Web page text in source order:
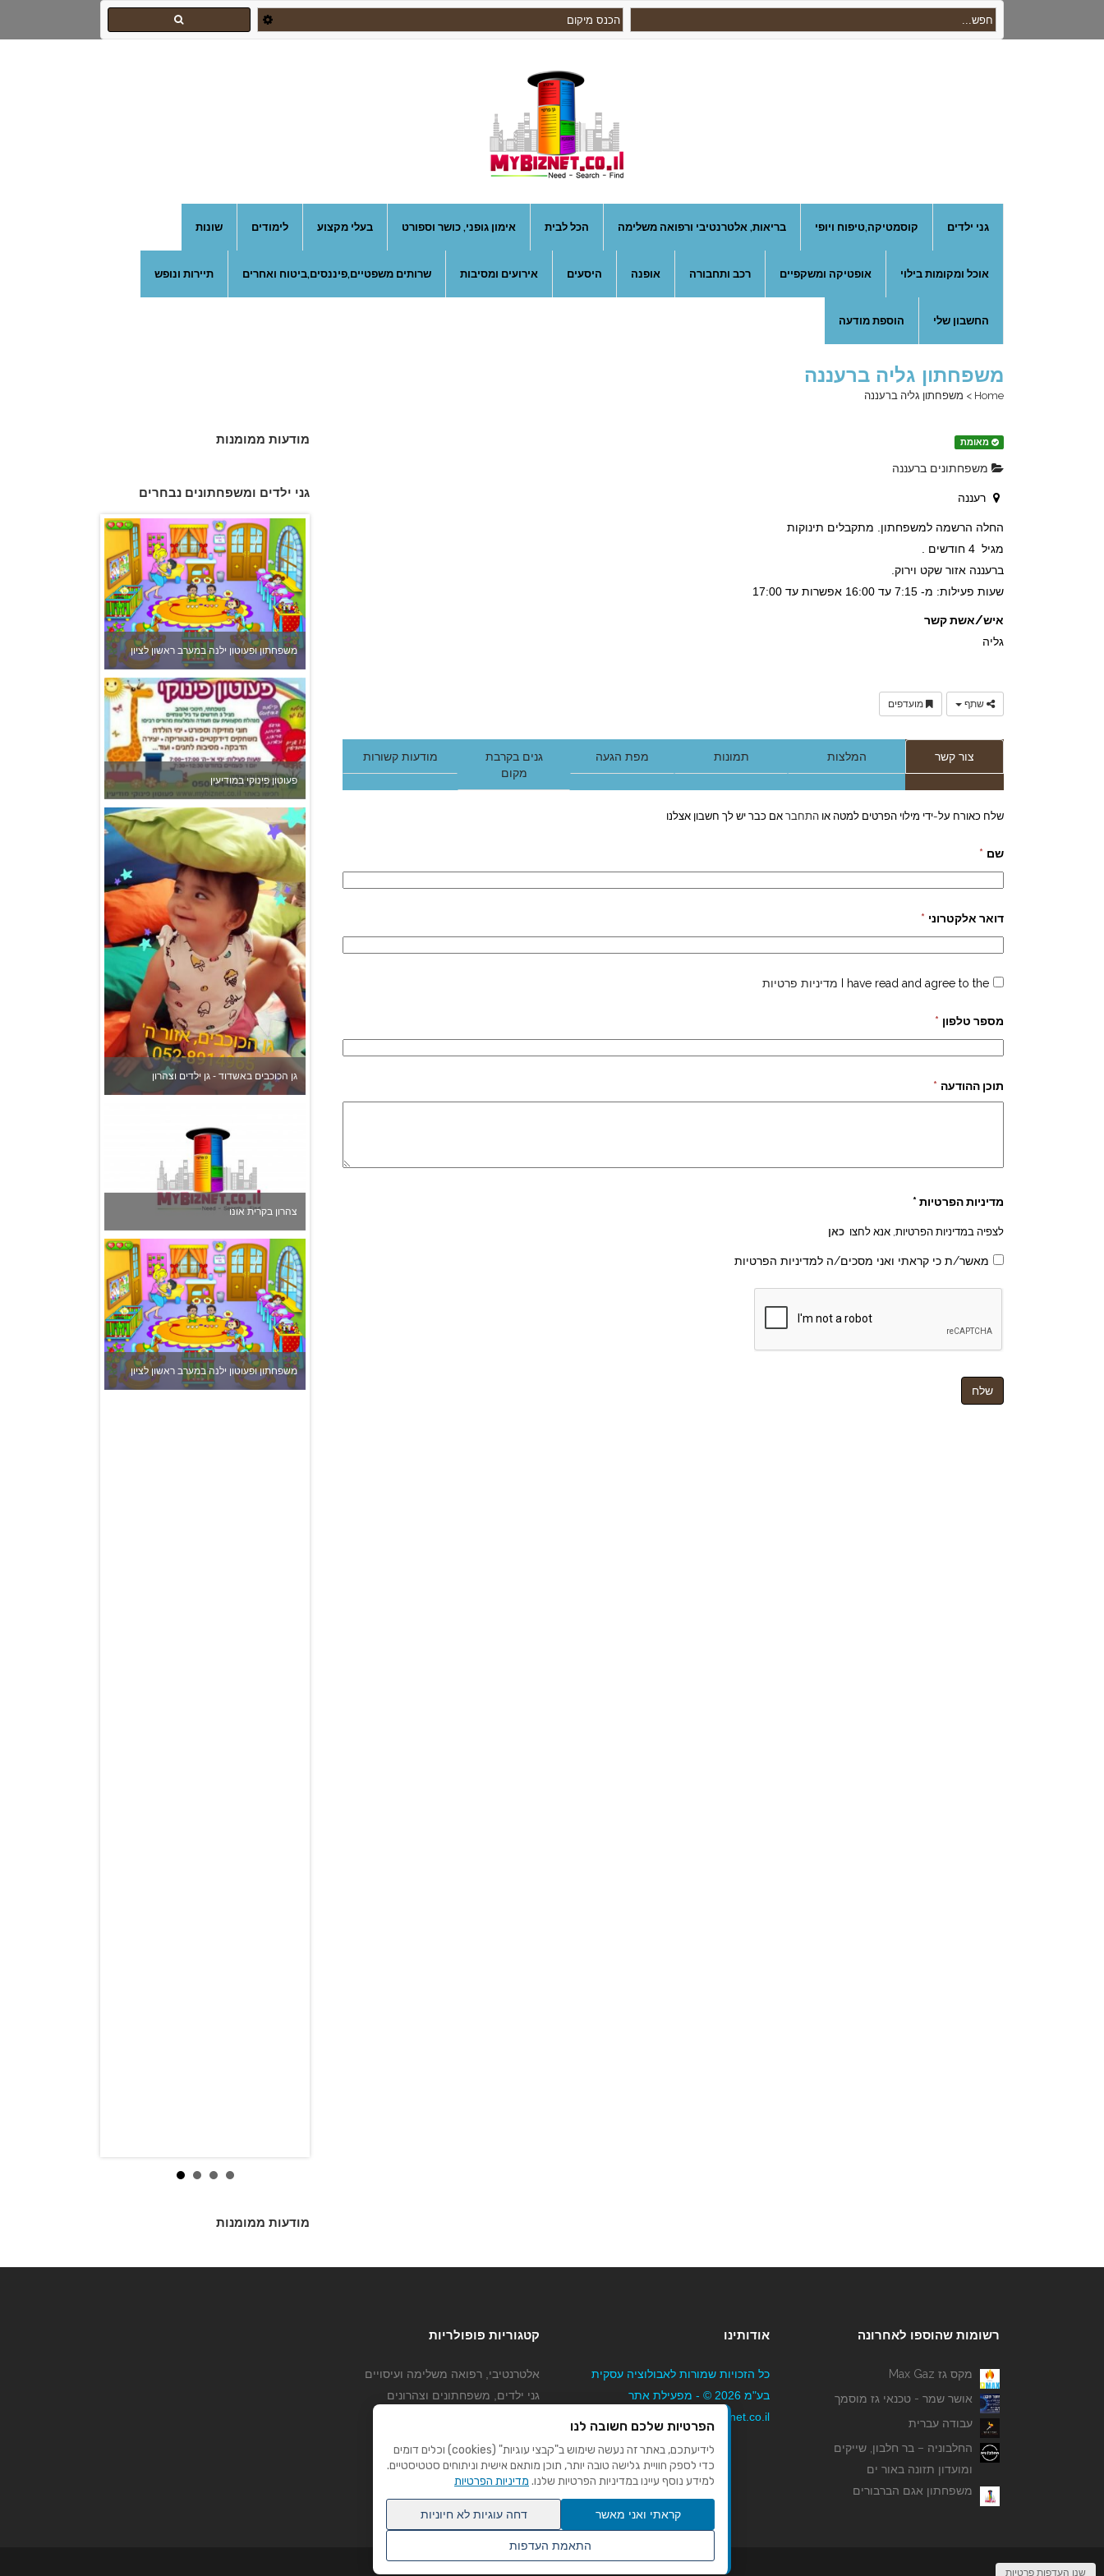
גני ילדים קוסמטיקה,טיפוח ויופי בריאות, אלטרנטיבי ורפואה משלימה הכל לבית אימון גופני, כושר וספורט בעלי מקצוע לימודים שונות
אוכל ומקומות בילוי אופטיקה ומשקפיים רכב ותחבורה אופנה היסעים אירועים ומסיבות שרותים משפטיים,פיננסים,ביטוח ואחרים תיירות ונופש
החשבון שלי הוספת מודעה
משפחתון גליה ברעננה
Home
> משפחתון גליה ברעננה
מאומת
משפחתונים ברעננה
רעננה
החלה הרשמה למשפחתון. מתקבלים תינוקות
מגיל 4 חודשים .
ברעננה אזור שקט וירוק.
שעות פעילות: מ- 7:15 עד 16:00 אפשרות עד 17:00
איש/אשת קשר
גליה
שתף מועדפים
צור קשר המלצות תמונות מפת הגעה
גנים בקרבת
מקום
מודעות קשורות
שלח כאורח על-ידי מילוי הפרטים למטה או התחבראם כבר יש לך חשבון אצלנו
שם *
דואר אלקטרוני *
I have read and agree to the מדיניות פרטיות
מספר טלפון *
תוכן ההודעה *
מדיניות הפרטיות *
לצפיה במדיניות הפרטיות, אנא לחצו כאן
מאשר/ת כי קראתי ואני מסכים/ה למדיניות הפרטיות
מודעות ממומנות
גני ילדים ומשפחתונים נבחרים
משפחתון ופעוטון ילנה במערב ראשון לציון
פעוטון פינוקי במודיעין
גן הכוכבים באשדוד - גן ילדים וצהרון
משפחתון ופעוטון ילנה במערב ראשון לציון
מודעות ממומנות
רשומות שהוספו לאחרונה
מקס גז Max Gaz
אושר שמר - טכנאי גז מוסמך
עבודה עברית
החלבוניה – בר חלבון, שייקים
ומועדון תזונה באור ים
משפחתון אגם הברבורים
אודותינו
כל הזכויות שמורות לאבולוציה עסקית
בע"מ 2026 © - מפעילת אתר
Mybiznet.co.il
קטגוריות פופולריות
אלטרנטיבי, רפואה משלימה ועיסויים
גני ילדים, משפחתונים וצהרונים
הפרטיות שלכם חשובה לנו
לידיעתכם, באתר זה נעשה שימוש ב"קבצי עוגיות" (cookies) וכלים דומים
כדי לספק חוויית גלישה טובה יותר, תוכן מותאם אישית וניתוחים סטטיסטיים.
למידע נוסף עיינו במדיניות הפרטיות שלנו. מדיניות הפרטיות
קראתי ואני מאשר דחה עוגיות לא חיוניות
התאמת העדפות
שנו העדפות פרטיות